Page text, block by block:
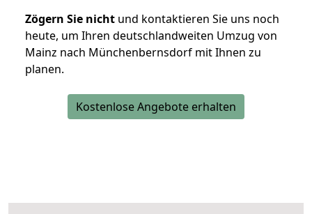
Zögern Sie nicht und kontaktieren Sie uns noch
heute, um Ihren deutschlandweiten Umzug von
Mainz nach Münchenbernsdorf mit Ihnen zu
planen.
Kostenlose Angebote erhalten